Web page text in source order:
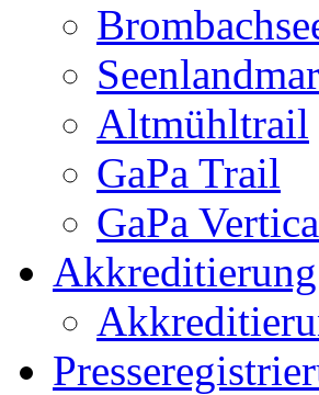
Altmühltrail
GaPa Trail
GaPa
Akkreditierung